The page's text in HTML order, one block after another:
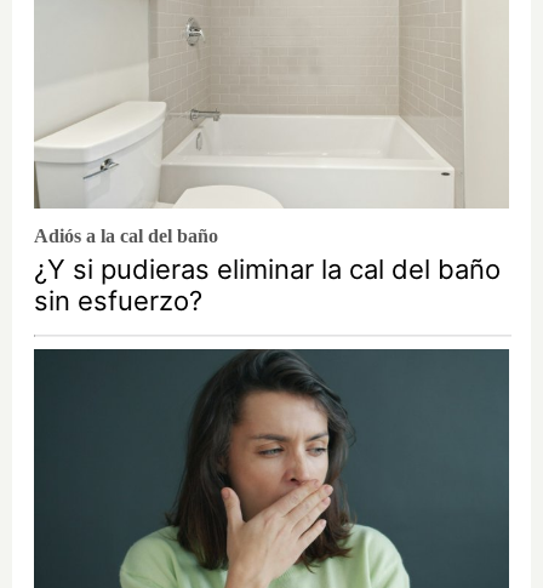
Adiós a la cal del baño
¿Y si pudieras eliminar la cal del baño
sin esfuerzo?